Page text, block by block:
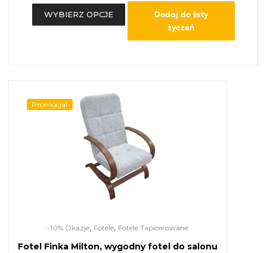
WYBIERZ OPCJE
Dodaj do listy
życzeń
Promocja!
-10% Okazje, Fotele, Fotele Tapicerowane
Fotel Finka Milton, wygodny fotel do salonu